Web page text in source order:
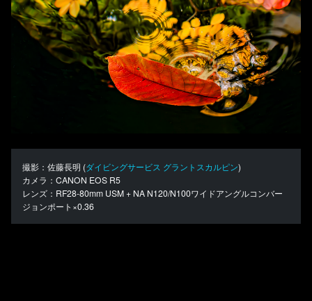
撮影：佐藤長明 (ダイビングサービス グラントスカルピン)
カメラ：CANON EOS R5
レンズ：RF28-80mm USM + NA N120/N100ワイドアングルコンバー
ジョンポート×0.36